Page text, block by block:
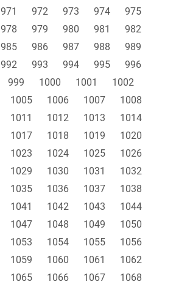
971 972 973 974
975
978 979 980 981
982
985 986 987 988
989
992 993 994 995
996
999 1000 1001
1002
1005 1006 1007
1008
1011 1012 1013
1014
1017 1018 1019
1020
1023 1024 1025
1026
1029 1030 1031
1032
1035 1036 1037
1038
1041 1042 1043
1044
1047 1048 1049
1050
1053 1054 1055
1056
1059 1060 1061
1062
1065 1066 1067
1068